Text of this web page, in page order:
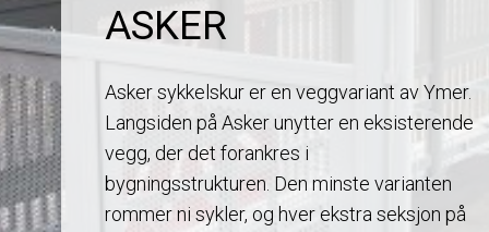
ASKER
Asker sykkelskur er en veggvariant av Ymer.
Langsiden på Asker unytter en eksisterende
vegg, der det forankres i
bygningsstrukturen. Den minste varianten
rommer ni sykler, og hver ekstra seksjon på